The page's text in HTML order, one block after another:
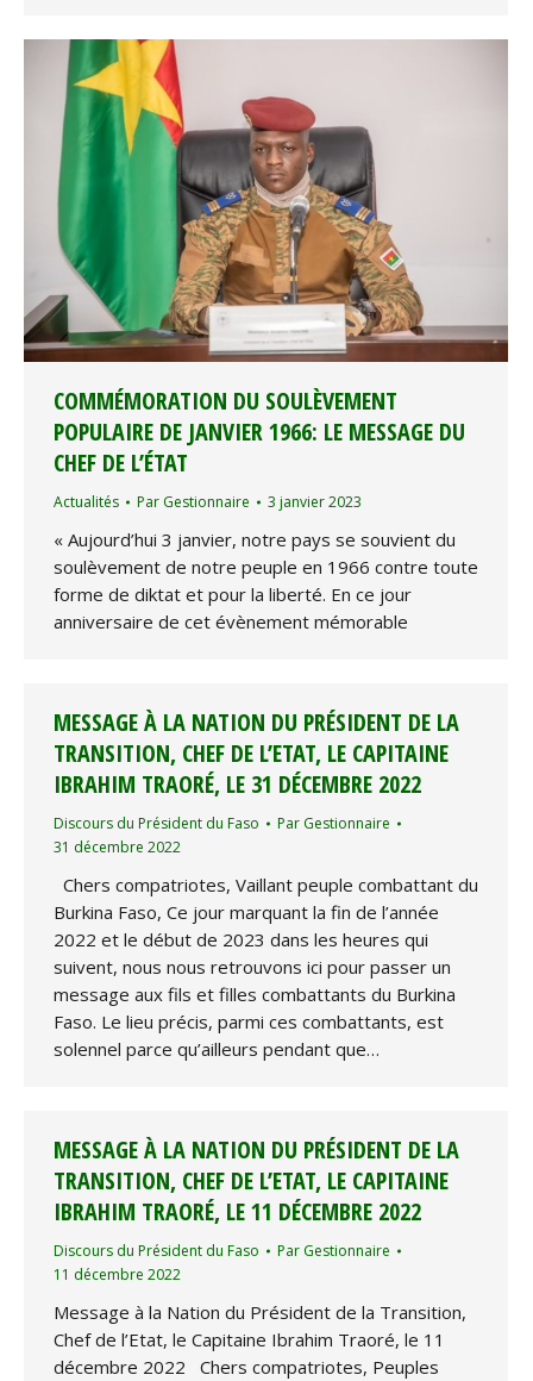
COMMÉMORATION DU SOULÈVEMENT
POPULAIRE DE JANVIER 1966: LE MESSAGE DU
CHEF DE L’ÉTAT
Actualités Par Gestionnaire 3 janvier 2023
« Aujourd’hui 3 janvier, notre pays se souvient du
soulèvement de notre peuple en 1966 contre toute
forme de diktat et pour la liberté. En ce jour
anniversaire de cet évènement mémorable
MESSAGE À LA NATION DU PRÉSIDENT DE LA
TRANSITION, CHEF DE L’ETAT, LE CAPITAINE
IBRAHIM TRAORÉ, LE 31 DÉCEMBRE 2022
Discours du Président du Faso Par Gestionnaire
31 décembre 2022
Chers compatriotes, Vaillant peuple combattant du
Burkina Faso, Ce jour marquant la fin de l’année
2022 et le début de 2023 dans les heures qui
suivent, nous nous retrouvons ici pour passer un
message aux fils et filles combattants du Burkina
Faso. Le lieu précis, parmi ces combattants, est
solennel parce qu’ailleurs pendant que…
MESSAGE À LA NATION DU PRÉSIDENT DE LA
TRANSITION, CHEF DE L’ETAT, LE CAPITAINE
IBRAHIM TRAORÉ, LE 11 DÉCEMBRE 2022
Discours du Président du Faso Par Gestionnaire
11 décembre 2022
Message à la Nation du Président de la Transition,
Chef de l’Etat, le Capitaine Ibrahim Traoré, le 11
décembre 2022 Chers compatriotes, Peuples